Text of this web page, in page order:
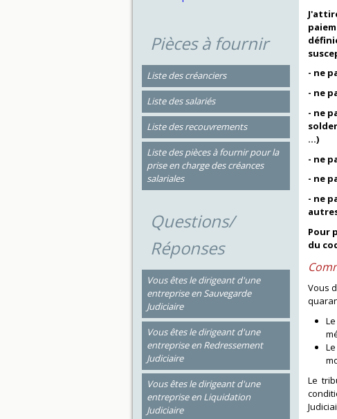
Pièces à fournir
Liste des créanciers
Liste des salariés
Liste des recouvrements
Liste des pièces à fournir pour la
prise en charge des créances
salariales
Questions/
Réponses
Vous êtes le dirigeant d'une
entreprise en Sauvegarde
Judiciaire
Vous êtes le dirigeant d'une
entreprise en Redressement
Judiciaire
Vous êtes le dirigeant d'une
entreprise en Liquidation
Judiciaire
- ne
- ne
- ne
...)
- ne
- ne
- ne
Pour
du
Vous
Le